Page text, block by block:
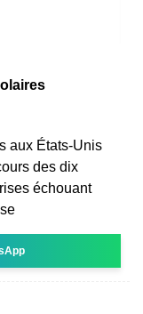
aux États-Unis
des dix
échouant